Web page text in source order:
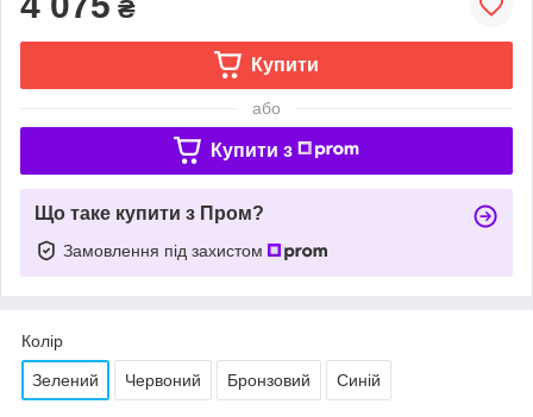
₴
Купити
або
Купити з
Що таке купити з Пром?
Замовлення під захистом
Колір
Зелений Червоний Бронзовий Синій